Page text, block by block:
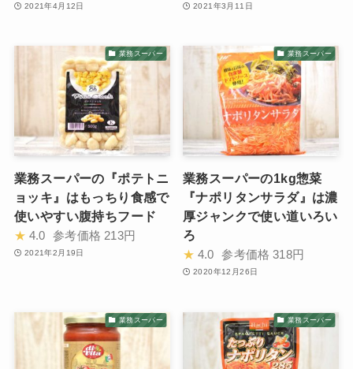
2021年4月12日 2021年3月11日
業務スーパー
業務スーパーの『ポテトニ
ョッキ』はもっちり食感で
使いやすい腹持ちフード
★ 4.0 参考価格 213円
2021年2月19日
業務スーパー
業務スーパーの1kg惣菜
『ナポリタンサラダ』は濃
厚ジャンクで使い道いろい
ろ
★ 4.0 参考価格 318円
2020年12月26日
業務スーパー 業務スーパー